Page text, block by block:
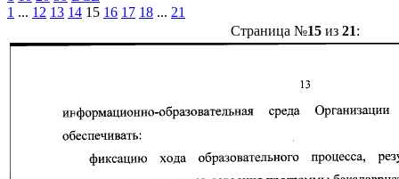
1 ... 12 13 14 15 16 17 18 ... 21
Страница №15из 21: